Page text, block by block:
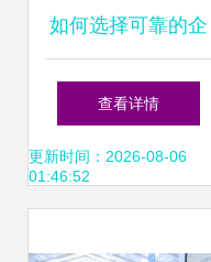
如何选择可靠的企
业管理咨询公司并
有效落地工厂管理
查看详情
更新时间：2026-08-06
01:46:52